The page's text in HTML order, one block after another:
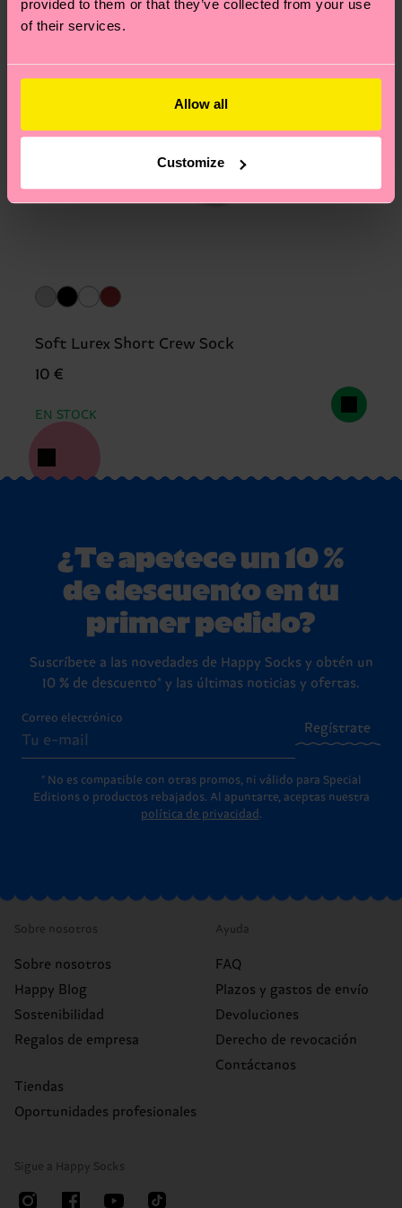
provided to them or that they’ve collected from your use
of their services.
Allow all
Customize
Soft Lurex Short Crew Sock
10 €
EN STOCK
¿Te apetece un 10 %
de descuento en tu
primer pedido?
Suscríbete a las novedades de Happy Socks y obtén un
10 % de descuento* y las últimas noticias y ofertas.
Correo electrónico
Regístrate
* No es compatible con otras promos, ni válido para Special
Editions o productos rebajados. Al apuntarte, aceptas nuestra
política de privacidad .
Sobre nosotros
Sobre nosotros
Happy Blog
Sostenibilidad
Regalos de empresa
Tiendas
Oportunidades profesionales
Ayuda
FAQ
Plazos y gastos de envío
Devoluciones
Derecho de revocación
Contáctanos
Sigue a Happy Socks